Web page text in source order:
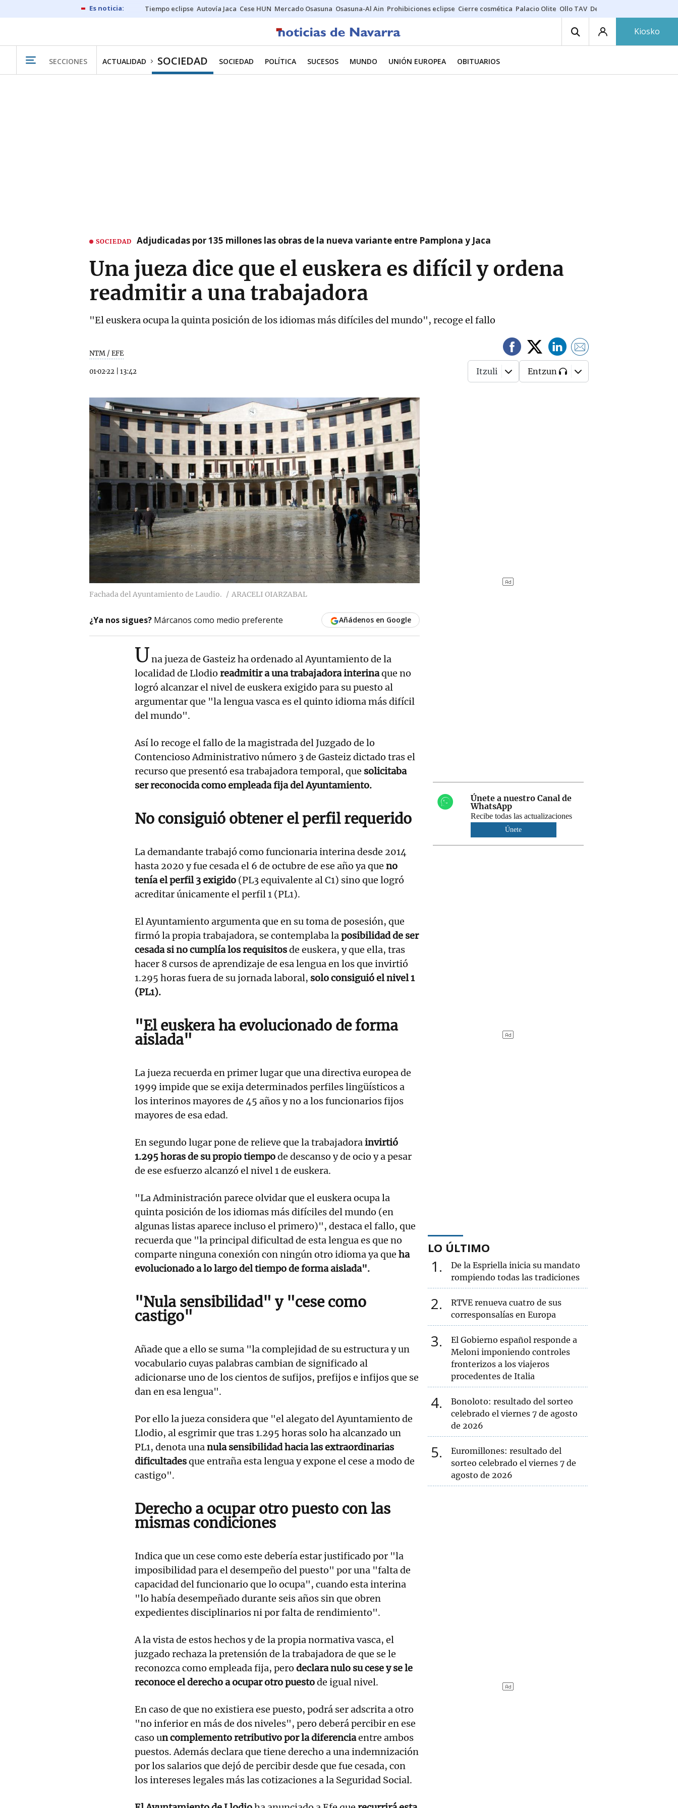
Tiempo eclipse Autovía Jaca Cese HUN Mercado Osasuna Osasuna-Al Ain Prohibiciones eclipse Cierre cosmética Palacio Olite Ollo TAV Derrama vecinos
Kiosko
SECCIONES ACTUALIDAD SOCIEDAD SOCIEDAD POLÍTICA SUCESOS MUNDO UNIÓN EUROPEA OBITUARIOS
SOCIEDAD Adjudicadas por 135 millones las obras de la nueva variante entre Pamplona y Jaca
Una jueza dice que el euskera es difícil y ordena
readmitir a una trabajadora
"El euskera ocupa la quinta posición de los idiomas más difíciles del mundo", recoge el fallo
NTM / EFE
01·02·22 13:42 Itzuli Entzun
Fachada del Ayuntamiento de Laudio. ARACELI OIARZABAL
¿Ya nos sigues? Márcanos como medio preferente Añádenos en Google
Una jueza de Gasteiz ha ordenado al Ayuntamiento de la
localidad de Llodio readmitir a una trabajadora interinaque no
logró alcanzar el nivel de euskera exigido para su puesto al
argumentar que "la lengua vasca es el quinto idioma más difícil
del mundo".
Así lo recoge el fallo de la magistrada del Juzgado de lo
Contencioso Administrativo número 3 de Gasteiz dictado tras el
recurso que presentó esa trabajadora temporal, que solicitaba
ser reconocida como empleada fija del Ayuntamiento.
No consiguió obtener el perfil requerido
La demandante trabajó como funcionaria interina desde 2014
hasta 2020 y fue cesada el 6 de octubre de ese año ya que no
tenía el perfil 3 exigido (PL3 equivalente al C1) sino que logró
acreditar únicamente el perfil 1 (PL1).
El Ayuntamiento argumenta que en su toma de posesión, que
firmó la propia trabajadora, se contemplaba laposibilidad de ser
cesada si no cumplía los requisitosde euskera, y que ella, tras
hacer 8 cursos de aprendizaje de esa lengua en los que invirtió
1.295 horas fuera de su jornada laboral, solo consiguió el nivel 1
(PL1).
"El euskera ha evolucionado de forma
aislada"
La jueza recuerda en primer lugar que una directiva europea de
1999 impide que se exija determinados perfiles lingüísticos a
los interinos mayores de 45 años y no a los funcionarios fijos
mayores de esa edad.
En segundo lugar pone de relieve que la trabajadorainvirtió
1.295 horas de su propio tiempode descanso y de ocio y a pesar
de ese esfuerzo alcanzó el nivel 1 de euskera.
"La Administración parece olvidar que el euskera ocupa la
quinta posición de los idiomas más difíciles del mundo (en
algunas listas aparece incluso el primero)", destaca el fallo, que
recuerda que "la principal dificultad de esta lengua es que no
comparte ninguna conexión con ningún otro idioma ya que ha
evolucionado a lo largo del tiempo de forma aislada".
"Nula sensibilidad" y "cese como
castigo"
Añade que a ello se suma "la complejidad de su estructura y un
vocabulario cuyas palabras cambian de significado al
adicionarse uno de los cientos de sufijos, prefijos e infijos que se
dan en esa lengua".
Por ello la jueza considera que "el alegato del Ayuntamiento de
Llodio, al esgrimir que tras 1.295 horas solo ha alcanzado un
PL1, denota unanula sensibilidad hacia las extraordinarias
dificultadesque entraña esta lengua y expone el cese a modo de
castigo".
Derecho a ocupar otro puesto con las
mismas condiciones
Indica que un cese como este debería estar justificado por "la
imposibilidad para el desempeño del puesto" por una "falta de
capacidad del funcionario que lo ocupa", cuando esta interina
"lo había desempeñado durante seis años sin que obren
expedientes disciplinarios ni por falta de rendimiento".
A la vista de estos hechos y de la propia normativa vasca, el
juzgado rechaza la pretensión de la trabajadora de que se le
reconozca como empleada fija, pero declara nulo su cese y se le
reconoce el derecho a ocupar otro puestode igual nivel.
En caso de que no existiera ese puesto, podrá ser adscrita a otro
"no inferior en más de dos niveles", pero deberá percibir en ese
caso un complemento retributivo por la diferenciaentre ambos
puestos. Además declara que tiene derecho a una indemnización
por los salarios que dejó de percibir desde que fue cesada, con
los intereses legales más las cotizaciones a la Seguridad Social.
Únete a nuestro Canal de
WhatsApp
Recibe todas las actualizaciones
Únete
LO ÚLTIMO
1
De la Espriella inicia su mandato
rompiendo todas las tradiciones
2
RTVE renueva cuatro de sus
corresponsalías en Europa
3
El Gobierno español responde a
Meloni imponiendo controles
fronterizos a los viajeros
procedentes de Italia
4
Bonoloto: resultado del sorteo
celebrado el viernes 7 de agosto
de 2026
5
Euromillones: resultado del
sorteo celebrado el viernes 7 de
agosto de 2026